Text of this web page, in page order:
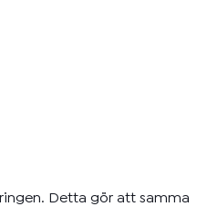
Detta gör att samma